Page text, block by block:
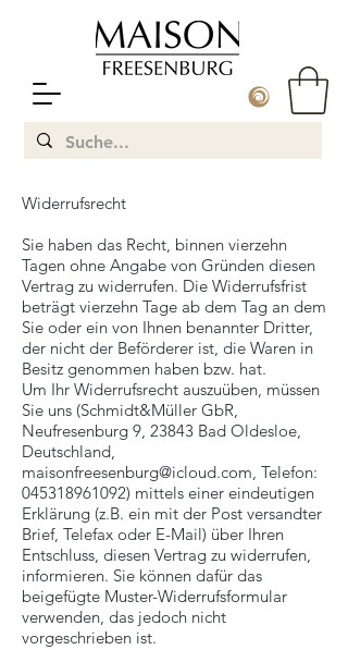
Widerrufsrecht
Sie haben das Recht, binnen vierzehn
Tagen ohne Angabe von Gründen diesen
Vertrag zu widerrufen. Die Widerrufsfrist
beträgt vierzehn Tage ab dem Tag an dem
Sie oder ein von Ihnen benannter Dritter,
der nicht der Beförderer ist, die Waren in
Besitz genommen haben bzw. hat.
Um Ihr Widerrufsrecht auszuüben, müssen
Sie uns (Schmidt&Müller GbR,
Neufresenburg 9, 23843 Bad Oldesloe,
Deutschland,
maisonfreesenburg@icloud.com, Telefon:
045318961092) mittels einer eindeutigen
Erklärung (z.B. ein mit der Post versandter
Brief, Telefax oder E-Mail) über Ihren
Entschluss, diesen Vertrag zu widerrufen,
informieren. Sie können dafür das
beigefügte Muster-Widerrufsformular
verwenden, das jedoch nicht
vorgeschrieben ist.